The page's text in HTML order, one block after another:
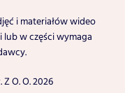
i materiałów wideo
w części wymaga
Z O. O. 2026